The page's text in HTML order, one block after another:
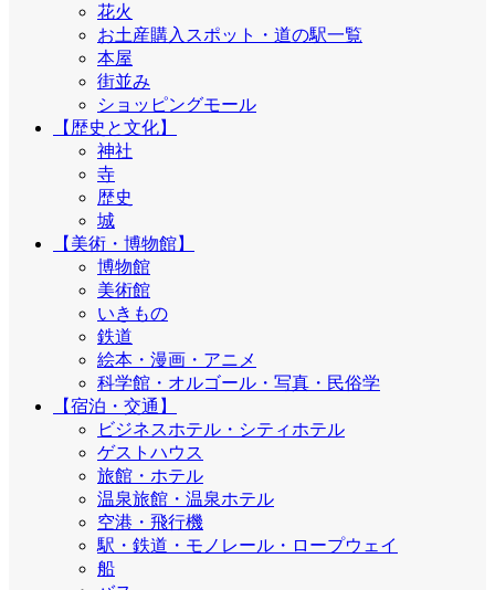
花火
お土産購入スポット・道の駅一覧
本屋
街並み
ショッピングモール
【歴史と文化】
神社
寺
歴史
城
【美術・博物館】
博物館
美術館
いきもの
鉄道
絵本・漫画・アニメ
科学館・オルゴール・写真・民俗学
【宿泊・交通】
ビジネスホテル・シティホテル
ゲストハウス
旅館・ホテル
温泉旅館・温泉ホテル
空港・飛行機
駅・鉄道・モノレール・ロープウェイ
船